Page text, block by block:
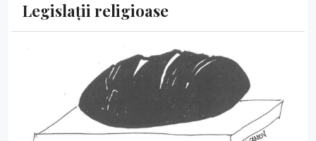
Legislații religioase